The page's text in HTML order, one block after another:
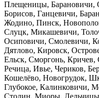
Плещеницы, Барановичи,
Борисов, Ганцевичи,
Жодино, Пинск,
Слуцк, Микашевичи,
Осиповичи, Смолевичи,
Дятлово, Кировск,
Ельск, Сморгонь, Кричев,
Речица, Ивье, Чериков,
Кошелёво, Новогрудок,
Глубокое, Калинковичи,
Столин, Миоры,